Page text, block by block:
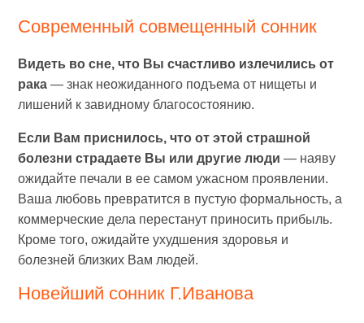
Современный cовмещенный сонник
Видеть во сне, что Вы счастливо излечились от
рака — знак неожиданного подъема от нищеты и
лишений к завидному благосостоянию.
Если Вам приснилось, что от этой страшной
болезни страдаете Вы или другие люди — наяву
ожидайте печали в ее самом ужасном проявлении.
Ваша любовь превратится в пустую формальность, а
коммерческие дела перестанут приносить прибыль.
Кроме того, ожидайте ухудшения здоровья и
болезней близких Вам людей.
Новейший сонник Г.Иванова